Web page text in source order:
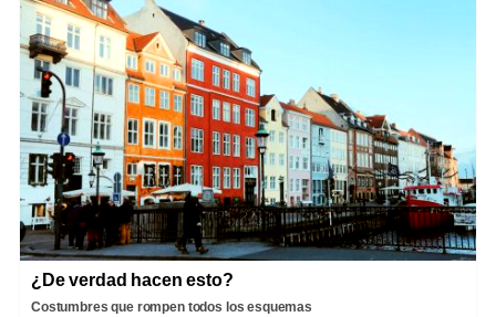
¿De verdad hacen esto?
Costumbres que rompen todos los esquemas